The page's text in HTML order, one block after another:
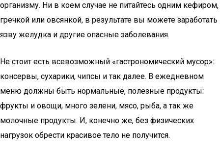
организму. Ни в коем случае не питайтесь одним кефиром,
гречкой или овсянкой, в результате вы можете заработать
язву желудка и другие опасные заболевания.
Не стоит есть всевозможный «гастрономический мусор»:
консервы, сухарики, чипсы и так далее. В ежедневном
меню должны быть нормальные, полезные продукты:
фрукты и овощи, много зелени, мясо, рыба, а так же
молочные продукты. И, конечно же, без физических
нагрузок обрести красивое тело не получится.